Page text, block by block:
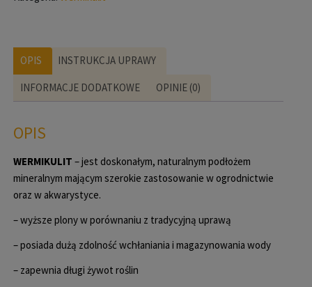
OPIS INSTRUKCJA UPRAWY
INFORMACJE DODATKOWE OPINIE (0)
OPIS
WERMIKULIT – jest doskonałym, naturalnym podłożem
mineralnym mającym szerokie zastosowanie w ogrodnictwie
oraz w akwarystyce.
– wyższe plony w porównaniu z tradycyjną uprawą
– posiada dużą zdolność wchłaniania i magazynowania wody
– zapewnia długi żywot roślin